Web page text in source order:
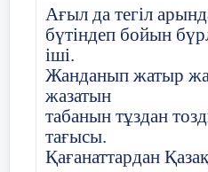
Көрерменді тамсандырар!
биімен қарсы алайық
Алтай Ару,Ордабай
Айару.Адлет Адия
1-тақпақ (8 жол) О.Айгерңм
Хатшы: Н.Орақбаева
14
болған
Ағыл да тегіл
бүтіндеп бойын
іші.
Жанданып жатыр
жазатын
табанын тұздан
тағысы.
Қағанаттардан